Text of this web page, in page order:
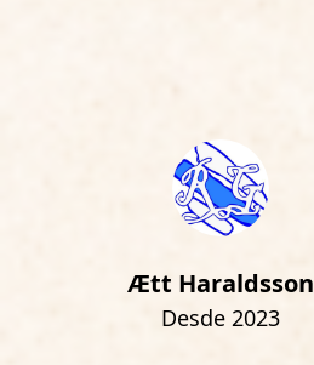
Ætt Haraldsson
Desde 2023